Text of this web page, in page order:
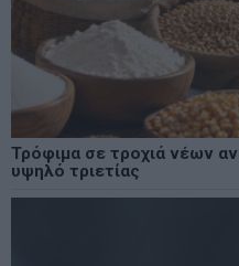
Τρόφιμα σε τροχιά νέων
υψηλό τριετίας